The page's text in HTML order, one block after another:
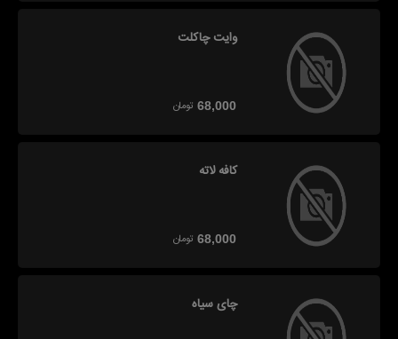
وایت چاکلت
68,000 تومان
کافه لاته
68,000 تومان
چای سیاه